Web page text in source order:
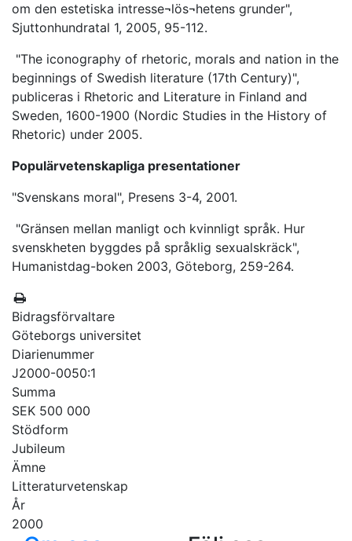
om den estetiska intresse¬lös¬hetens grunder",
Sjuttonhundratal 1, 2005, 95-112.
"The iconography of rhetoric, morals and nation in the
beginnings of Swedish literature (17th Century)",
publiceras i Rhetoric and Literature in Finland and
Sweden, 1600-1900 (Nordic Studies in the History of
Rhetoric) under 2005.
Populärvetenskapliga presentationer
"Svenskans moral", Presens 3-4, 2001.
"Gränsen mellan manligt och kvinnligt språk. Hur
svenskheten byggdes på språklig sexualskräck",
Humanistdag-boken 2003, Göteborg, 259-264.
Bidragsförvaltare
Göteborgs universitet
Diarienummer
J2000-0050:1
Summa
SEK 500 000
Stödform
Jubileum
Ämne
Litteraturvetenskap
År
2000